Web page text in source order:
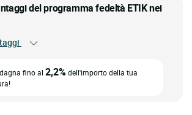
del programma fedeltà ETIK nei
fino al 2,2%dell'importo della tua